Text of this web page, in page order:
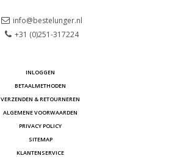
info@bestelunger.nl
+31 (0)251-317224
INLOGGEN
BETAALMETHODEN
VERZENDEN & RETOURNEREN
ALGEMENE VOORWAARDEN
PRIVACY POLICY
SITEMAP
KLANTENSERVICE